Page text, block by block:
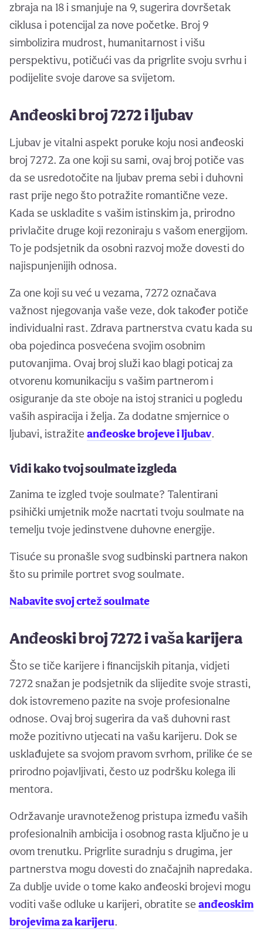
zbraja na 18 i smanjuje na 9, sugerira dovršetak
ciklusa i potencijal za nove početke. Broj 9
simbolizira mudrost, humanitarnost i višu
perspektivu, potičući vas da prigrlite svoju svrhu i
podijelite svoje darove sa svijetom.
Anđeoski broj 7272 i ljubav
Ljubav je vitalni aspekt poruke koju nosi anđeoski
broj 7272. Za one koji su sami, ovaj broj potiče vas
da se usredotočite na ljubav prema sebi i duhovni
rast prije nego što potražite romantične veze.
Kada se uskladite s vašim istinskim ja, prirodno
privlačite druge koji rezoniraju s vašom energijom.
To je podsjetnik da osobni razvoj može dovesti do
najispunjenijih odnosa.
Za one koji su već u vezama, 7272 označava
važnost njegovanja vaše veze, dok također potiče
individualni rast. Zdrava partnerstva cvatu kada su
oba pojedinca posvećena svojim osobnim
putovanjima. Ovaj broj služi kao blagi poticaj za
otvorenu komunikaciju s vašim partnerom i
osiguranje da ste oboje na istoj stranici u pogledu
vaših aspiracija i želja. Za dodatne smjernice o
ljubavi, istražite anđeoske brojeve i ljubav.
Vidi kako tvoj soulmate izgleda
Zanima te izgled tvoje soulmate? Talentirani
psihički umjetnik može nacrtati tvoju soulmate na
temelju tvoje jedinstvene duhovne energije.
Tisuće su pronašle svog sudbinski partnera nakon
što su primile portret svog soulmate.
Nabavite svoj crtež soulmate
Anđeoski broj 7272 i vaša karijera
Što se tiče karijere i financijskih pitanja, vidjeti
7272 snažan je podsjetnik da slijedite svoje strasti,
dok istovremeno pazite na svoje profesionalne
odnose. Ovaj broj sugerira da vaš duhovni rast
može pozitivno utjecati na vašu karijeru. Dok se
usklađujete sa svojom pravom svrhom, prilike će se
prirodno pojavljivati, često uz podršku kolega ili
mentora.
Održavanje uravnoteženog pristupa između vaših
profesionalnih ambicija i osobnog rasta ključno je u
ovom trenutku. Prigrlite suradnju s drugima, jer
partnerstva mogu dovesti do značajnih napredaka.
Za dublje uvide o tome kako anđeoski brojevi mogu
voditi vaše odluke u karijeri, obratite se anđeoskim
brojevima za karijeru.